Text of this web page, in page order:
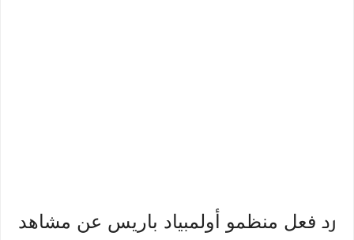
رد فعل منظمو أولمبياد باريس عن مشاهد